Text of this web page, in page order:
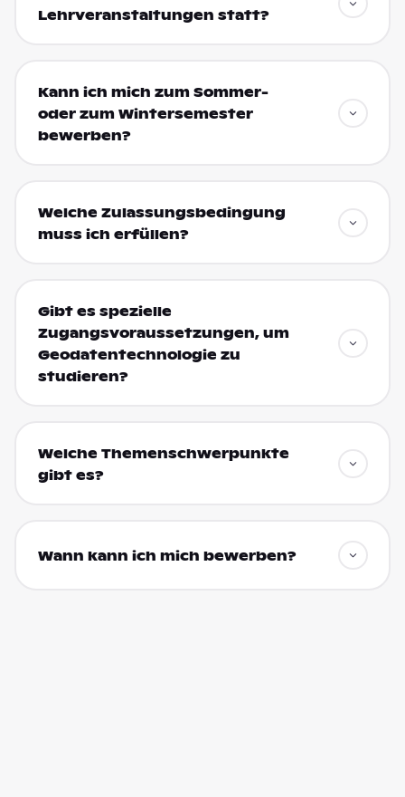
Lehrveranstaltungen statt?
Kann ich mich zum Sommer-
oder zum Wintersemester
bewerben?
Welche Zulassungsbedingung
muss ich erfüllen?
Gibt es spezielle
Zugangsvoraussetzungen, um
Geodatentechnologie zu
studieren?
Welche Themenschwerpunkte
gibt es?
Wann kann ich mich bewerben?